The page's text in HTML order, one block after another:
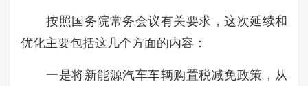
按照国务院常务会议有关要求，这次延续和
优化主要包括这几个方面的内容：
一是将新能源汽车车辆购置税减免政策，从